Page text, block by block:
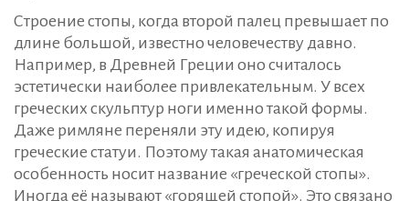
Строение стопы, когда второй палец превышает по
длине большой, известно человечеству давно.
Например, в Древней Греции оно считалось
эстетически наиболее привлекательным. У всех
греческих скульптур ноги именно такой формы.
Даже римляне переняли эту идею, копируя
греческие статуи. Поэтому такая анатомическая
особенность носит название «греческой стопы».
Иногда её называют «горящей стопой». Это связано